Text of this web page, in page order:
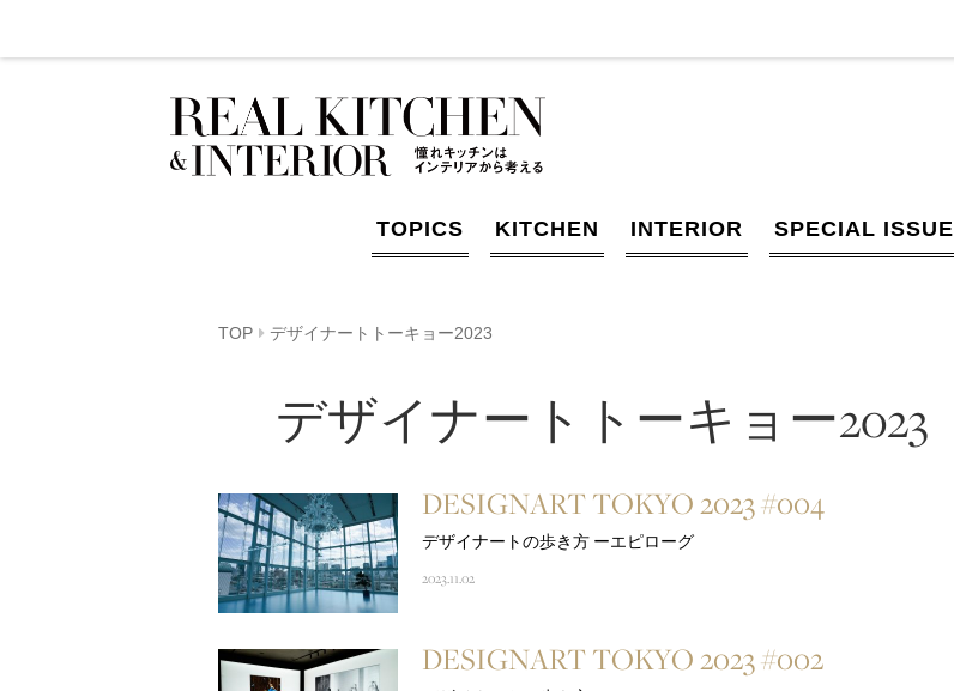
TOPICS KITCHEN INTERIOR SPECIAL ISSUE
TOP デザイナートトーキョー2023
デザイナートトーキョー2023
DESIGNART TOKYO 2023 #004
デザイナートの歩き方 ーエピローグ
2023.11.02
DESIGNART TOKYO 2023 #002